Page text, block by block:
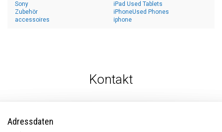
Sony
Zubehör
accessoires
iPad Used Tablets
iPhoneUsed Phones
iphone
Kontakt
Adressdaten